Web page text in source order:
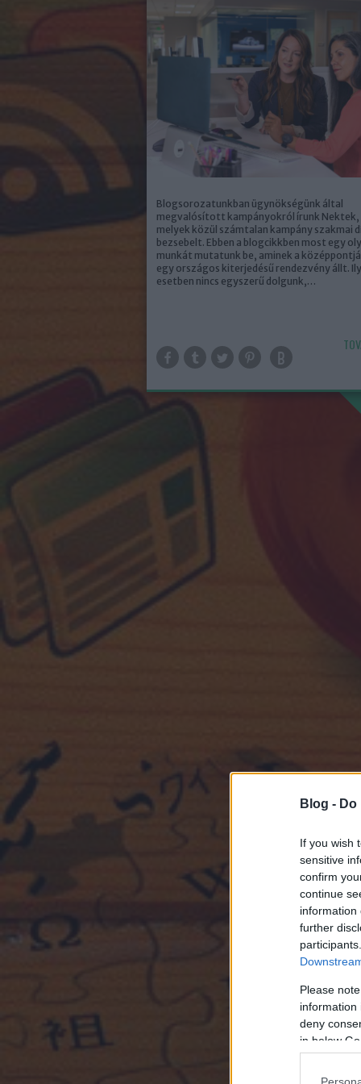
Blog -
If you wish
sensitive
confirm
continue
information
further
Please
information
deny
in below
Blogsorozatunkban ügynökségünk által
megvalósított kampányokról írunk Nektek,
melyek közül számtalan kampány szakmai
bezsebelt. Ebben a blogcikkben most egy
munkát mutatunk be, aminek a
egy országos kiterjedésű rendezvény állt.
esetben nincs egyszerű dolgunk,…